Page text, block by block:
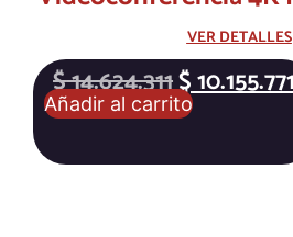
HíbridasVER DETALLES
$14.624.311$
Añadir al carrito